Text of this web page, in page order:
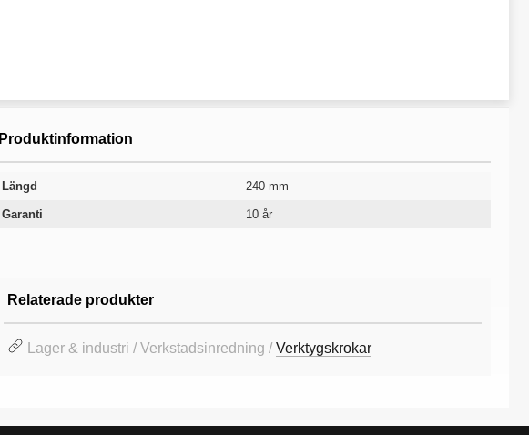
Produktinformation
Längd 240 mm
Garanti 10 år
Relaterade produkter
Lager & industri / Verkstadsinredning /Verktygskrokar